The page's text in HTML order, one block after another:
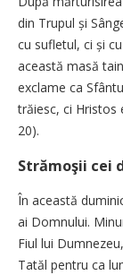
din Trupul și
cu sufletul, ci și
această masă
exclame ca
trăiesc, ci Hristos
20).
Strămoşii cei
În această
ai Domnului.
Fiul lui
Tatăl pentru ca